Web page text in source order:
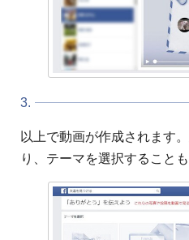
3.
以上で動画が作成されます
り、テーマを選択することも